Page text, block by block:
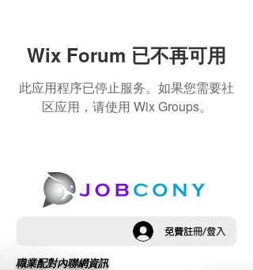
Wix Forum 已不再可用
此应用程序已停止服务。如果您需要社
区应用，请使用 Wix Groups。
免費註冊/登入
職業配對內聯網資訊